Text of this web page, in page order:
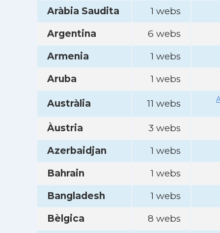
Aràbia Saudita
1 webs
Argentina
6 webs
Armenia
1 webs
Aruba
1 webs
Austràlia 11 webs
Àustria
3 webs
Azerbaidjan
1 webs
Bahrain
1 webs
Bangladesh
1 webs
Bèlgica
8 webs